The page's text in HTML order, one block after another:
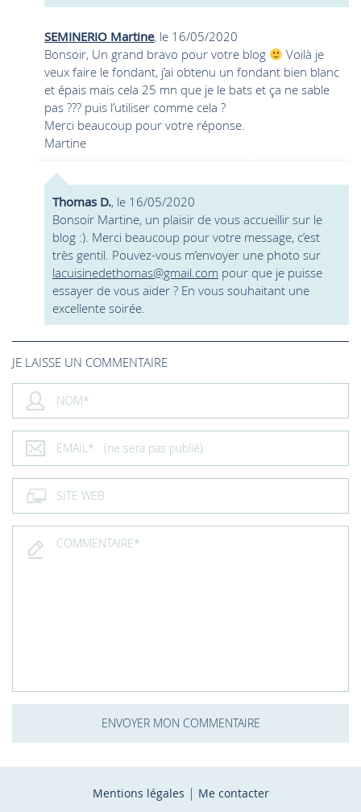
SEMINERIO Martine, le 16/05/2020
Bonsoir, Un grand bravo pour votre blog
Voilà je
veux faire le fondant, j’ai obtenu un fondant bien blanc
et épais mais cela 25 mn que je le bats et ça ne sable
pas ??? puis l’utiliser comme cela ?
Merci beaucoup pour votre réponse.
Martine
Thomas D., le 16/05/2020
Bonsoir Martine, un plaisir de vous accueillir sur le
blog :). Merci beaucoup pour votre message, c’est
très gentil. Pouvez-vous m’envoyer une photo sur
lacuisinedethomas@gmail.com pour que je puisse
essayer de vous aider ? En vous souhaitant une
excellente soirée.
JE LAISSE UN COMMENTAIRE
Mentions légales | Me contacter